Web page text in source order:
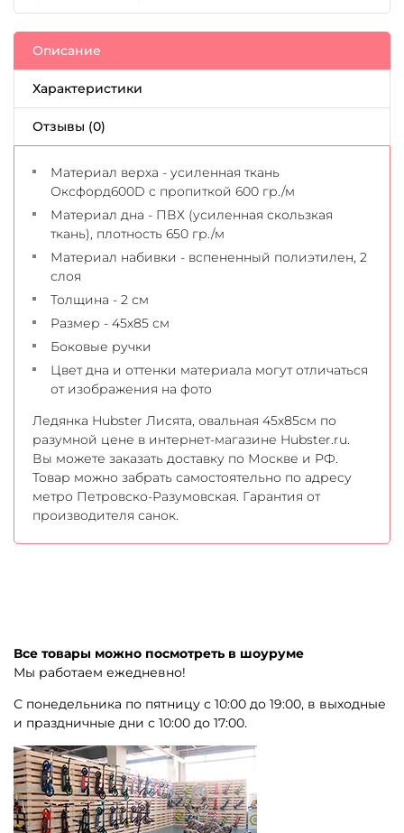
Описание
Характеристики
Отзывы (0)
Материал верха - усиленная ткань
Оксфорд600D с пропиткой 600 гр./м
Материал дна - ПВХ (усиленная скользкая
ткань), плотность 650 гр./м
Материал набивки - вспененный полиэтилен, 2
слоя
Толщина - 2 см
Размер - 45х85 см
Боковые ручки
Цвет дна и оттенки материала могут отличаться
от изображения на фото
Ледянка Hubster Лисята, овальная 45x85см по
разумной цене в интернет-магазине Hubster.ru.
Вы можете заказать доставку по Москве и РФ.
Товар можно забрать самостоятельно по адресу
метро Петровско-Разумовская. Гарантия от
производителя санок.
Все товары можно посмотреть в шоуруме
Мы работаем ежедневно!
С понедельника по пятницу с 10:00 до 19:00, в выходные
и праздничные дни с 10:00 до 17:00.